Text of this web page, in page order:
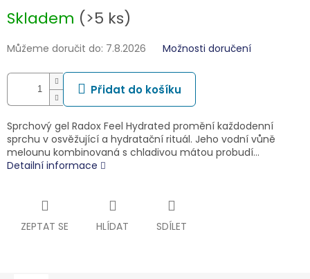
cena:
Skladem (>5 ks)
Můžeme doručit do: 7.8.2026 Možnosti doručení
Přidat do košíku
Sprchový gel Radox Feel Hydrated promění každodenní
sprchu v osvěžující a hydratační rituál. Jeho vodní vůně
melounu kombinovaná s chladivou mátou probudí…
Detailní informace
ZEPTAT SE HLÍDAT SDÍLET